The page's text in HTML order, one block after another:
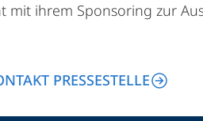
mit ihrem Sponsoring zur
PRESSESTELLE